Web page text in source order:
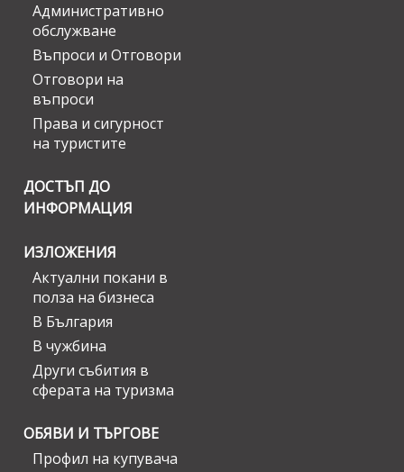
Административно
обслужване
Въпроси и Отговори
Отговори на
въпроси
Права и сигурност
на туристите
ДОСТЪП ДО
ИНФОРМАЦИЯ
ИЗЛОЖЕНИЯ
Актуални покани в
полза на бизнеса
В България
В чужбина
Други събития в
сферата на туризма
ОБЯВИ И ТЪРГОВЕ
Профил на купувача